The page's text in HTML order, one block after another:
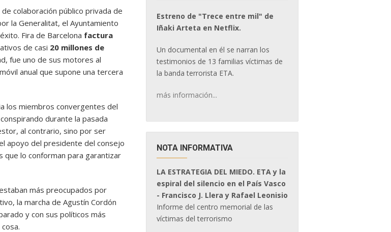
colaboración público privada de
la Generalitat, el Ayuntamiento
Fira de Barcelona factura
de casi 20 millones de
fue uno de sus motores al
anual que supone una tercera
los miembros convergentes del
durante la pasada
al contrario, sino por ser
apoyo del presidente del consejo
que lo conforman para garantizar
más preocupados por
la marcha de Agustín Cordón
y con sus políticos más
Estreno de "Trece entre mil" de
Iñaki Arteta en Netflix.
Un documental en él se narran los
testimonios de 13 familias víctimas de
la banda terrorista ETA.
más información...
NOTA INFORMATIVA
LA ESTRATEGIA DEL MIEDO. ETA y la
espiral del silencio en el País Vasco
- Francisco J. Llera y Rafael Leonisio
Informe del centro memorial de las
víctimas del terrorismo